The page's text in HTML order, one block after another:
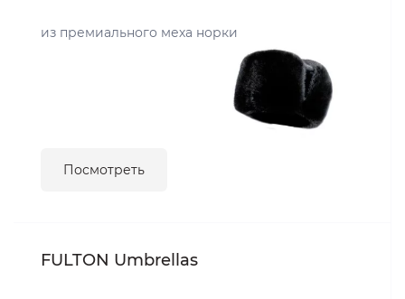
из премиального меха норки
Посмотреть
FULTON Umbrellas